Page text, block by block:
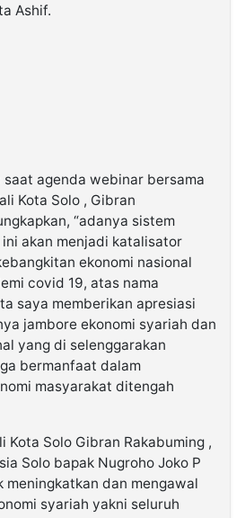
Ashif.
saat agenda webinar bersama
Kota Solo , Gibran
“adanya sistem
akan menjadi katalisator
ekonomi nasional
covid 19, atas nama
saya memberikan apresiasi
jambore ekonomi syariah dan
yang di selenggarakan
bermanfaat dalam
masyarakat ditengah
Kota Solo Gibran Rakabuming ,
Solo bapak Nugroho Joko P
meningkatkan dan mengawal
syariah yakni seluruh